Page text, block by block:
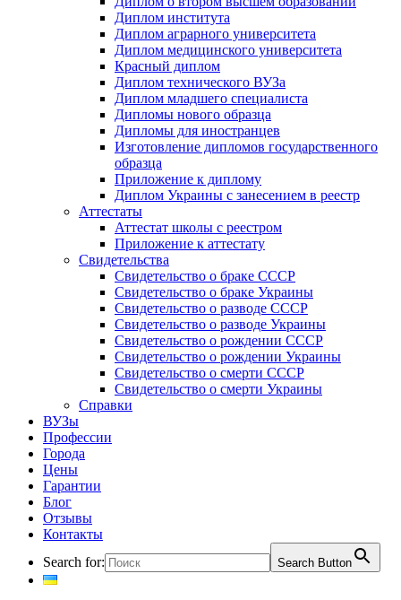
Диплом института
Диплом аграрного университета
Диплом медицинского университета
Красный диплом
Диплом технического ВУЗа
Диплом младшего специалиста
Дипломы нового образца
Дипломы для иностранцев
Изготовление дипломов государственного
образца
Приложение к диплому
Диплом Украины с занесением в реестр
Аттестаты
Аттестат школы с реестром
Приложение к аттестату
Свидетельства
Свидетельство о браке СССР
Свидетельство о браке Украины
Свидетельство о разводе СССР
Свидетельство о разводе Украины
Свидетельство о рождении СССР
Свидетельство о рождении Украины
Свидетельство о смерти СССР
Свидетельство о смерти Украины
Справки
ВУЗы
Профессии
Города
Цены
Гарантии
Блог
Отзывы
Контакты
Search for:
Search Button